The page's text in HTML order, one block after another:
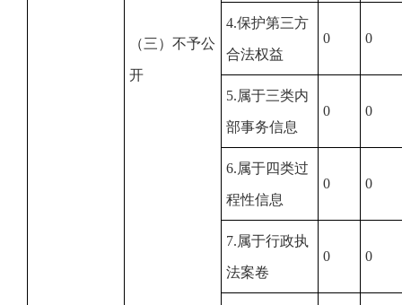
（三）不予公
开
4.保护第三方
合法权益
0 0
5.属于三类内
部事务信息
0 0
6.属于四类过
程性信息
0 0
7.属于行政执
法案卷
0 0